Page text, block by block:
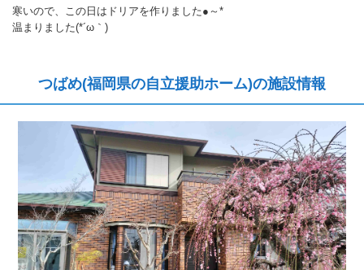
寒いので、この日はドリアを作りました●～*
温まりました(*´ω｀)
つばめ(福岡県の自立援助ホーム)の施設情報